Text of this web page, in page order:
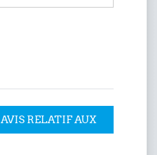
AVIS RELATIF AUX